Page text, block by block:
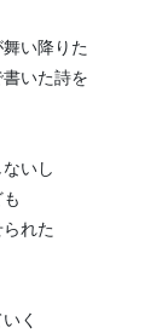
い降りた
いた詩を
いし
れた
く